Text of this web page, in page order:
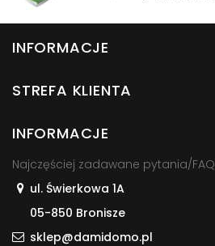
INFORMACJE
STREFA KLIENTA
INFORMACJE
Najczęściej zadawane pytania/FAQ
ul. Świerkowa 1A
05-850 Bronisze
sklep@damidomo.pl